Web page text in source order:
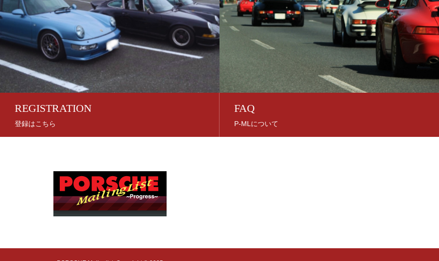
REGISTRATION
登録はこちら
FAQ
P-MLについて